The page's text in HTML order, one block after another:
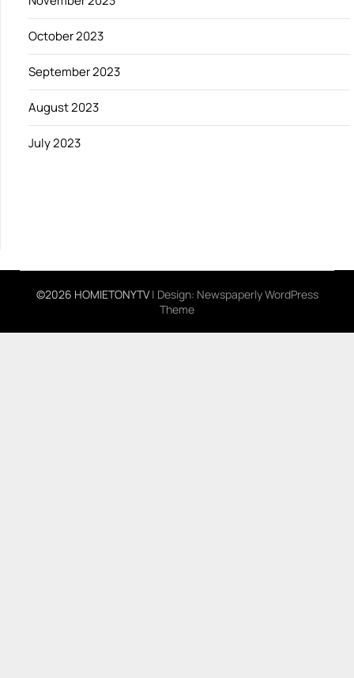
October 2023
September 2023
August 2023
July 2023
©2026 HOMIETONYTV| Design: Newspaperly WordPress
Theme